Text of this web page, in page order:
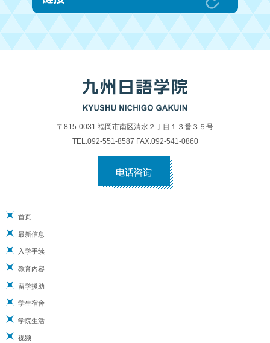
〒815-0031 福岡市南区清水２丁目１３番３５号
TEL.092-551-8587 FAX.092-541-0860
首页
最新信息
入学手续
教育内容
留学援助
学生宿舍
学院生活
视频